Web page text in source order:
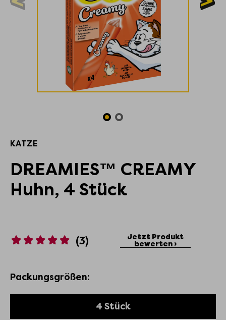
KATZE
DREAMIES™ CREAMY
Huhn, 4 Stück
(3)
Jetzt Produkt
bewerten ›
Packungsgrößen:
4 Stück